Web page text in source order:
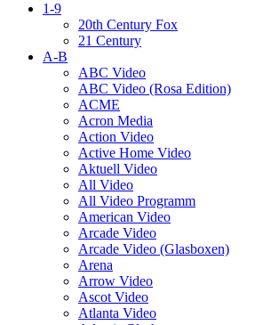
1-9
20th Century Fox
21 Century
A-B
ABC Video
ABC Video (Rosa Edition)
ACME
Acron Media
Action Video
Active Home Video
Aktuell Video
All Video
All Video Programm
American Video
Arcade Video
Arcade Video (Glasboxen)
Arena
Arrow Video
Ascot Video
Atlanta Video